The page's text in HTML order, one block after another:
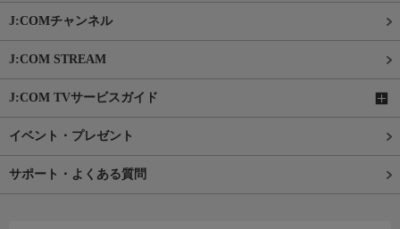
J:COMチャンネル
J:COM STREAM
J:COM TVサービスガイド
イベント・プレゼント
サポート・よくある質問